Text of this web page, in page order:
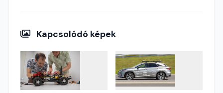
Kapcsolódó képek